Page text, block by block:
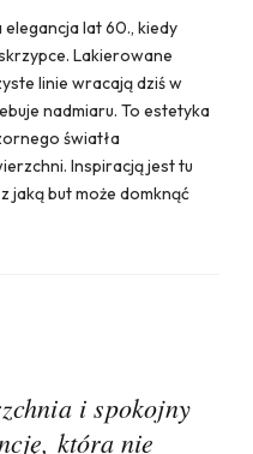
lat 60., kiedy
Lakierowane
linie wracają dziś w
nadmiaru. To estetyka
światła
Inspiracją jest tu
jaką but może domknąć
i spokojny
która nie